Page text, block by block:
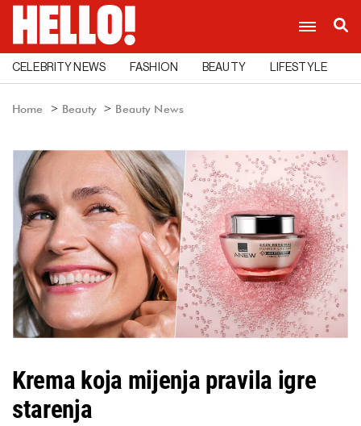
CELEBRITY NEWS FASHION BEAUTY LIFESTYLE
Home Beauty Beauty News
Krema koja mijenja pravila igre
starenja